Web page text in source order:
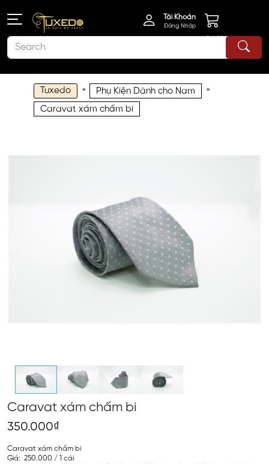
Tài Khoản
Đăng Nhập
Giỏ Hàng
Tuxedo » Phụ Kiện Dành cho Nam »
Caravat xám chấm bi
Caravat xám chấm bi
350.000₫
Caravat xám chấm bi
Giá: 250.000 / 1 cái